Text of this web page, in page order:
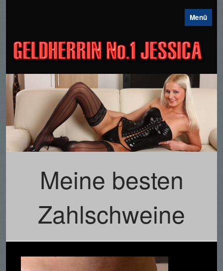
Menü
Meine besten
Zahlschweine